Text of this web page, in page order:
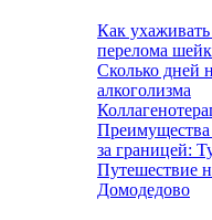
Как
перелома
Сколько дней
алкоголизма
Преимущества
за границей:
Путешествие
Домодедово